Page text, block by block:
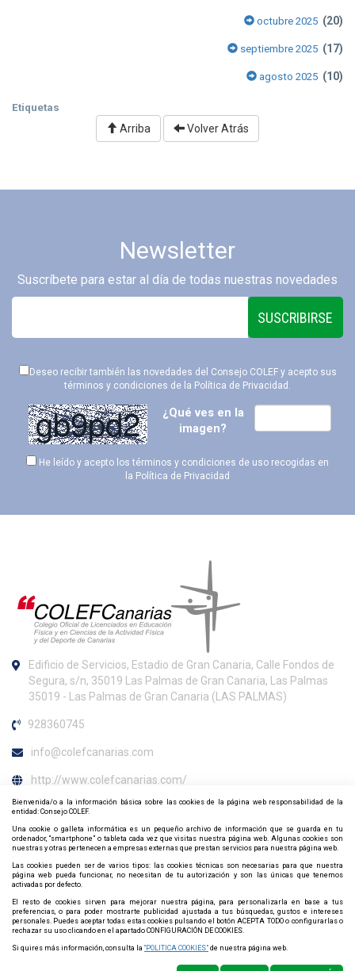
octubre 2025 (20)
septiembre 2025 (17)
agosto 2025 (10)
Etiquetas
Arriba Volver Atrás
Newsletter
Suscríbete para estar al día de todas nuestras novedades
SUSCRIBIRSE
Deseo recibir también las novedades del Consejo COLEF y acepto sus
términos y condiciones de la Política de Privacidad .
¿Qué ves en la
imagen?
He leído y acepto los términos y condiciones de uso recogidas en
la Política de Privacidad
Edificio de Servicios, Estadio de Gran Canaria, Calle Fondos de
Segura, s/n, 35019 Las Palmas de Gran Canaria, Las Palmas
35019 - Las Palmas de Gran Canaria (LAS PALMAS)
928360745
info@colefcanarias.com
http://www.colefcanarias.com/
Horario de atención al colegiado
L-X-V: de 09:00h a 13:00h. M-J: de 16:00 a 18:00h.
Contacta y síguenos por redes sociales
Política de Cookies Mapa web
Bienvenida/o a la información básica sobre las cookies de la página web responsabilidad de la
entidad: Consejo COLEF.
Una cookie o galleta informática es un pequeño archivo de información que se guarda en tu
ordenador, “smartphone” o tableta cada vez que visitas nuestra página web. Algunas cookies son
nuestras y otras pertenecen a empresas externas que prestan servicios para nuestra página web.
Las cookies pueden ser de varios tipos: las cookies técnicas son necesarias para que nuestra
página web pueda funcionar, no necesitan de tu autorización y son las únicas que tenemos
activadas por defecto.
El resto de cookies sirven para mejorar nuestra página, para personalizarla en base a tus
preferencias, o para poder mostrarte publicidad ajustada a tus búsquedas, gustos e intereses
personales. Puedes aceptar todas estas cookies pulsando el botón ACEPTA TODO o configurarlas o
rechazar su uso clicando en el apartado CONFIGURACIÓN DE COOKIES.
Si quires más información, consulta la “POLITICA COOKIES” de nuestra página web.